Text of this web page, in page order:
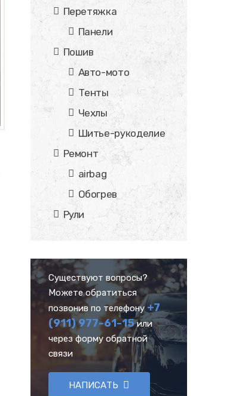
Перетяжка
Панели
Пошив
Авто-мото
Тенты
Чехлы
Шитье-рукоделие
Ремонт
airbag
Обогрев
Рули
Существуют вопросы?
Можете обратиться
позвонив по телефону +7
(911) 977-61-15или
через форму обратной
связи
НАПИСАТЬ